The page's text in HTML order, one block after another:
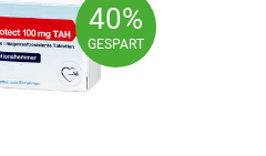
40%
GESPART
40%
GESPART